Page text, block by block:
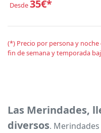
Desde35€*
(*) Precio por persona y
fin de semana y temporada
Las Merindades,
diversos.